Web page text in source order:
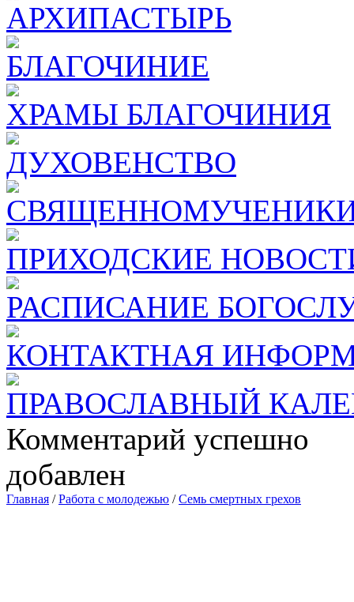
АРХИПАСТЫРЬ
БЛАГОЧИНИЕ
ХРАМЫ БЛАГОЧИНИЯ
ДУХОВЕНСТВО
ПРИХОДСКИЕ
РАСПИСАНИЕ
КОНТАКТНАЯ
ПРАВОСЛАВНЫЙ
Комментарий успешно
добавлен
Главная /Работа с молодежью /Семь смертных грехов